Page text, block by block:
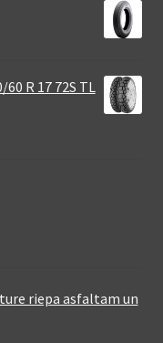
R 17 72S TL
riepa asfaltam un